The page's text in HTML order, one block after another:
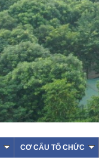
CƠ CẤU TỔ CHỨC